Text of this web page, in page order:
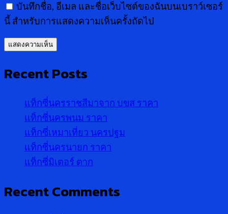
บันทึกชื่อ, อีเมล และชื่อเว็บไซต์ของฉันบนเบราว์เซอร์
นี้ สำหรับการแสดงความเห็นครั้งถัดไป
Recent Posts
แท็กซี่นครราชสีมาจาก บขส ราคา
แท็กซี่นครพนม ราคา
แท็กซี่เหมาเที่ยว นครปฐม
แท็กซี่นครนายก ราคา
แท็กซี่มิเตอร์ ตาก
Recent Comments